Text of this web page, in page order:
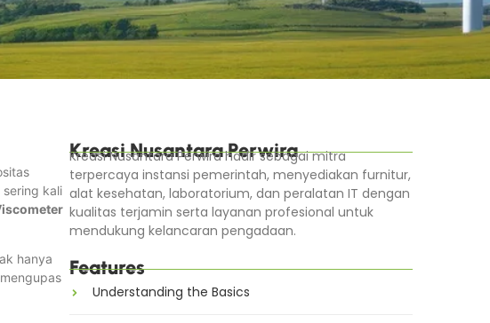
kali
hanya
Kreasi Nusantara Perwira
Kreasi Nusantara Perwira hadir sebagai mitra
terpercaya instansi pemerintah, menyediakan furnitur,
alat kesehatan, laboratorium, dan peralatan IT dengan
kualitas terjamin serta layanan profesional untuk
mendukung kelancaran pengadaan.
Features
Understanding the Basics